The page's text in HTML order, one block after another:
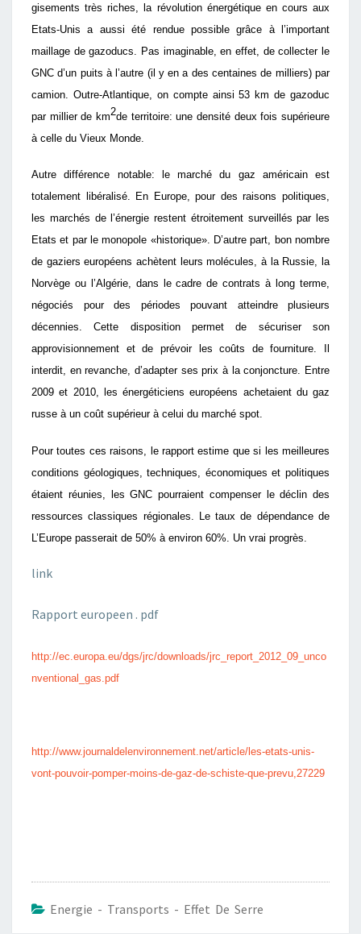
gisements très riches, la révolution énergétique en cours aux
Etats-Unis a aussi été rendue possible grâce à l’important
maillage de gazoducs. Pas imaginable, en effet, de collecter le
GNC d’un puits à l’autre (il y en a des centaines de milliers) par
camion. Outre-Atlantique, on compte ainsi 53 km de gazoduc
par millier de km2de territoire: une densité deux fois supérieure
à celle du Vieux Monde.
Autre différence notable: le marché du gaz américain est
totalement libéralisé. En Europe, pour des raisons politiques,
les marchés de l’énergie restent étroitement surveillés par les
Etats et par le monopole «historique». D’autre part, bon nombre
de gaziers européens achètent leurs molécules, à la Russie, la
Norvège ou l’Algérie, dans le cadre de contrats à long terme,
négociés pour des périodes pouvant atteindre plusieurs
décennies. Cette disposition permet de sécuriser son
approvisionnement et de prévoir les coûts de fourniture. Il
interdit, en revanche, d’adapter ses prix à la conjoncture. Entre
2009 et 2010, les énergéticiens européens achetaient du gaz
russe à un coût supérieur à celui du marché spot.
Pour toutes ces raisons, le rapport estime que si les meilleures
conditions géologiques, techniques, économiques et politiques
étaient réunies, les GNC pourraient compenser le déclin des
ressources classiques régionales. Le taux de dépendance de
L’Europe passerait de 50% à environ 60%. Un vrai progrès.
link
Rapport europeen . pdf
http://ec.europa.eu/dgs/jrc/downloads/jrc_report_2012_09_unco
nventional_gas.pdf
http://www.journaldelenvironnement.net/article/les-etats-unis-
vont-pouvoir-pomper-moins-de-gaz-de-schiste-que-prevu,27229
Energie - Transports - Effet De Serre